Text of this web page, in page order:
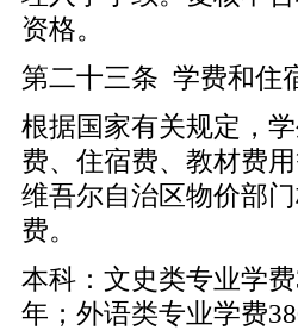
资格。
第二十三条 学费和住
根据国家有关规定，
费、住宿费、教材费
维吾尔自治区物价部
费。
本科：文史类专业学
年；外语类专业学费